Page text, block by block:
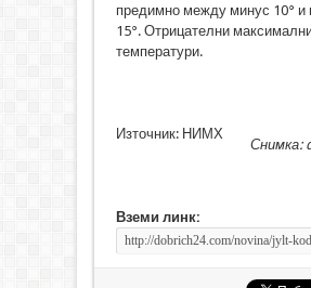
предимно между минус 10° и
15°. Отрицателни
температури.
Източник: НИМХ
Снимка:
Вземи линк: